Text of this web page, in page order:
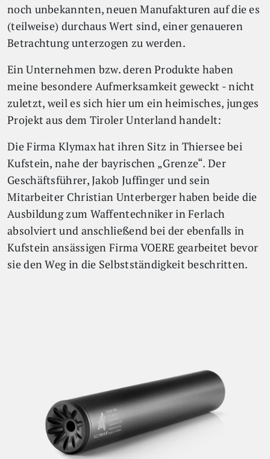
noch unbekannten, neuen Manufakturen auf die es
(teilweise) durchaus Wert sind, einer genaueren
Betrachtung unterzogen zu werden.
Ein Unternehmen bzw. deren Produkte haben
meine besondere Aufmerksamkeit geweckt - nicht
zuletzt, weil es sich hier um ein heimisches, junges
Projekt aus dem Tiroler Unterland handelt:
Die Firma Klymax hat ihren Sitz in Thiersee bei
Kufstein, nahe der bayrischen „Grenze“. Der
Geschäftsführer, Jakob Juffinger und sein
Mitarbeiter Christian Unterberger haben beide die
Ausbildung zum Waffentechniker in Ferlach
absolviert und anschließend bei der ebenfalls in
Kufstein ansässigen Firma VOERE gearbeitet bevor
sie den Weg in die Selbstständigkeit beschritten.